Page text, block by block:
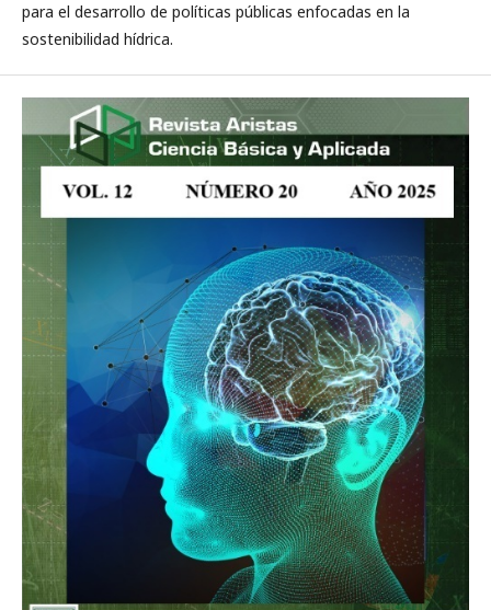
para el desarrollo de políticas públicas enfocadas en la
sostenibilidad hídrica.